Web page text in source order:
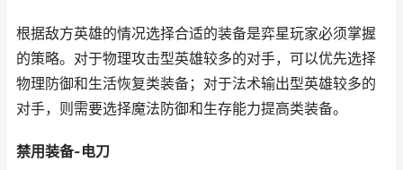
根据敌方英雄的情况选择合适的装备是弈星玩家必须掌握
的策略。对于物理攻击型英雄较多的对手，可以优先选择
物理防御和生活恢复类装备；对于法术输出型英雄较多的
对手，则需要选择魔法防御和生存能力提高类装备。
禁用装备-电刀